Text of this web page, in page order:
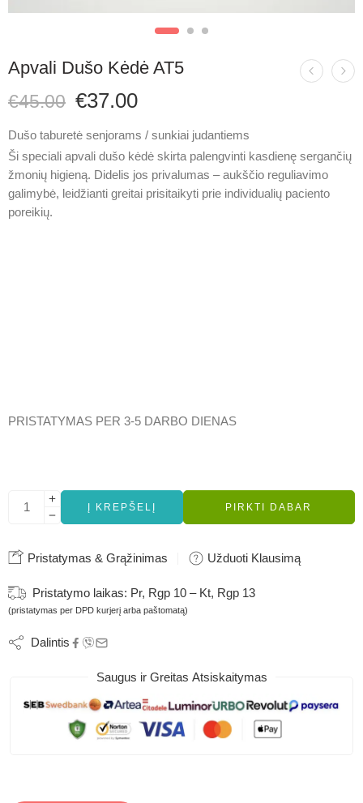
Apvali Dušo Kėdė AT5
€45.00 €37.00
Dušo taburetė senjorams / sunkiai judantiems
Ši speciali apvali dušo kėdė skirta palengvinti kasdienę sergančių
žmonių higieną. Didelis jos privalumas – aukščio reguliavimo
galimybė, leidžianti greitai prisitaikyti prie individualių paciento
poreikių.
PRISTATYMAS PER 3-5 DARBO DIENAS
Į KREPŠELĮ PIRKTI DABAR
Pristatymas & Grąžinimas Užduoti Klausimą
Pristatymo laikas: Pr, Rgp 10 – Kt, Rgp 13
(pristatymas per DPD kurjerį arba paštomatą)
Dalintis
Saugus ir Greitas Atsiskaitymas